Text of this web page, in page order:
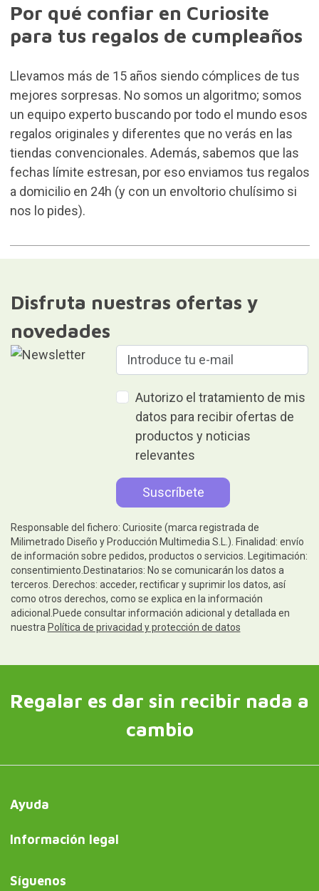
Por qué confiar en Curiosite
para tus regalos de cumpleaños
Llevamos más de 15 años siendo cómplices de tus
mejores sorpresas. No somos un algoritmo; somos
un equipo experto buscando por todo el mundo esos
regalos originales y diferentes que no verás en las
tiendas convencionales. Además, sabemos que las
fechas límite estresan, por eso enviamos tus regalos
a domicilio en 24h (y con un envoltorio chulísimo si
nos lo pides).
Disfruta nuestras ofertas y
novedades
Autorizo el tratamiento de mis
datos para recibir ofertas de
productos y noticias
relevantes
Responsable del fichero: Curiosite (marca registrada de
Milimetrado Diseño y Producción Multimedia S.L.). Finalidad: envío
de información sobre pedidos, productos o servicios. Legitimación:
consentimiento.Destinatarios: No se comunicarán los datos a
terceros. Derechos: acceder, rectificar y suprimir los datos, así
como otros derechos, como se explica en la información
adicional.Puede consultar información adicional y detallada en
nuestra Política de privacidad y protección de datos
Regalar es dar sin recibir nada a
cambio
Ayuda
Información legal
Síguenos